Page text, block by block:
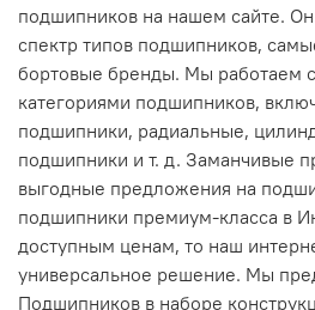
подшипников на нашем сайте. Он
спектр типов подшипников,
бортовые бренды. Мы работаем
категориями подшипников,
подшипники, радиальные,
подшипники и т. д. Заманчивые
выгодные предложения на
подшипники премиум-класса в
доступным ценам, то наш
универсальное решение. Мы
Подшипников в наборе